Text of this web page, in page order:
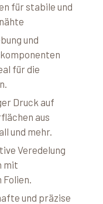
für stabile und
und
für die
Druck auf
aus
und mehr.
Veredelung
mit
und präzise